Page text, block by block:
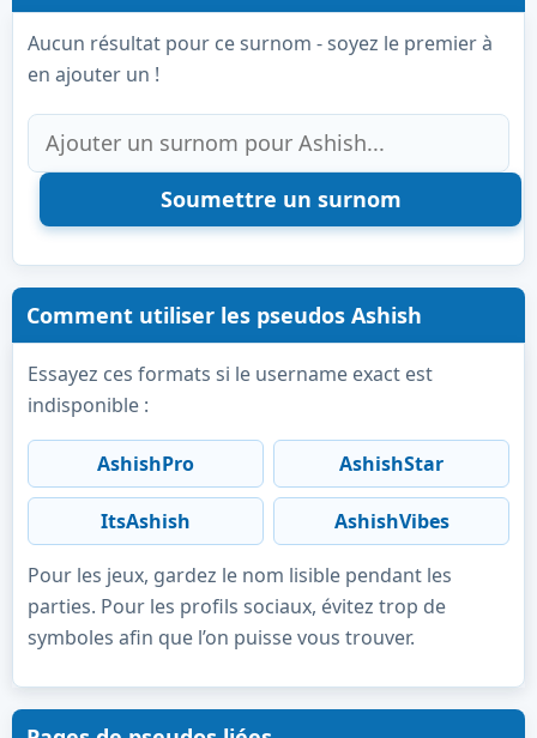
Aucun résultat pour ce surnom - soyez le premier à
en ajouter un !
Comment utiliser les pseudos Ashish
Essayez ces formats si le username exact est
indisponible :
AshishPro AshishStar
ItsAshish AshishVibes
Pour les jeux, gardez le nom lisible pendant les
parties. Pour les profils sociaux, évitez trop de
symboles afin que l’on puisse vous trouver.